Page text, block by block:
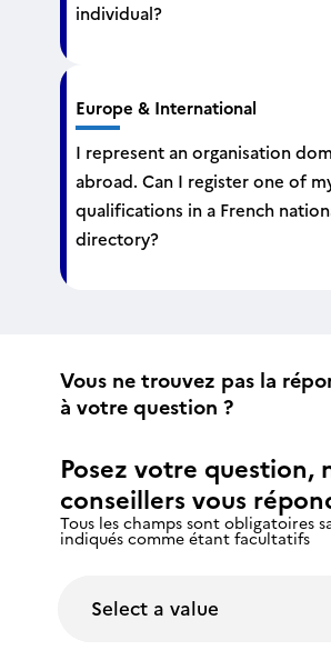
individual?
Europe & International
I represent an organisation
abroad. Can I register one of
qualifications in a French
directory?
Vous ne trouvez pas la
à votre question ?
Posez votre question,
conseillers vous
Tous les champs sont obligatoires
indiqués comme étant facultatifs
Select a value